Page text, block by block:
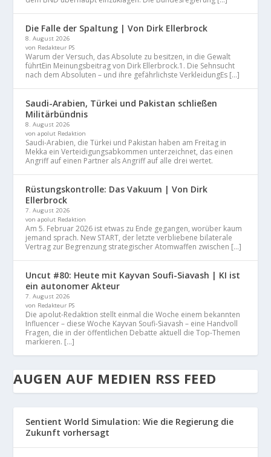
Die Falle der Spaltung | Von Dirk Ellerbrock
8. August 2026
von Redakteur PS
Warum der Versuch, das Absolute zu besitzen, in die Gewalt
führtEin Meinungsbeitrag von Dirk Ellerbrock.1. Die Sehnsucht
nach dem Absoluten – und ihre gefährlichste VerkleidungEs […]
Saudi-Arabien, Türkei und Pakistan schließen
Militärbündnis
8. August 2026
von apolut Redaktion
Saudi-Arabien, die Türkei und Pakistan haben am Freitag in
Mekka ein Verteidigungsabkommen unterzeichnet, das einen
Angriff auf einen Partner als Angriff auf alle drei wertet.
Rüstungskontrolle: Das Vakuum | Von Dirk
Ellerbrock
7. August 2026
von apolut Redaktion
Am 5. Februar 2026 ist etwas zu Ende gegangen, worüber kaum
jemand sprach. New START, der letzte verbliebene bilaterale
Vertrag zur Begrenzung strategischer Atomwaffen zwischen […]
Uncut #80: Heute mit Kayvan Soufi-Siavash | KI ist
ein autonomer Akteur
7. August 2026
von Redakteur PS
Die apolut-Redaktion stellt einmal die Woche einem bekannten
Influencer – diese Woche Kayvan Soufi-Siavash – eine Handvoll
Fragen, die in der öffentlichen Debatte aktuell die Top-Themen
markieren. […]
AUGEN AUF MEDIEN RSS FEED
Sentient World Simulation: Wie die Regierung die
Zukunft vorhersagt